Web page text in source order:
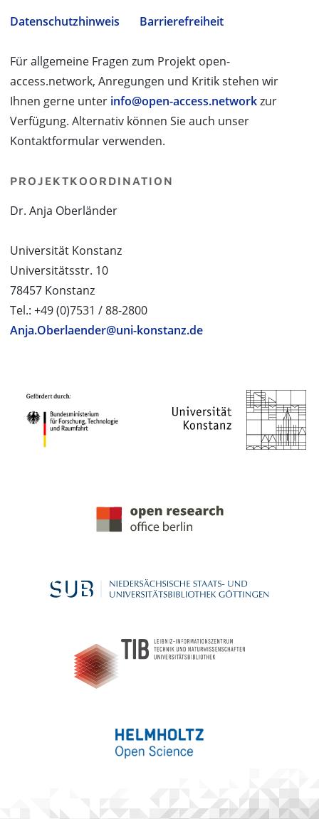
Datenschutzhinweis
Barrierefreiheit
Für allgemeine Fragen zum Projekt open-
access.network, Anregungen und Kritik stehen wir
Ihnen gerne unter info@open-access.networkzur
Verfügung. Alternativ können Sie auch unser
Kontaktformular verwenden.
PROJEKTKOORDINATION
Dr. Anja Oberländer
Universität Konstanz
Universitätsstr. 10
78457 Konstanz
Tel.: +49 (0)7531 / 88-2800
Anja.Oberlaender@uni-konstanz.de